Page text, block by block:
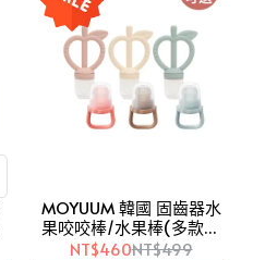
MOYUUM 韓國 固齒器水
果咬咬棒/水果棒(多款可
選)【愛吾兒】
NT$460NT$499